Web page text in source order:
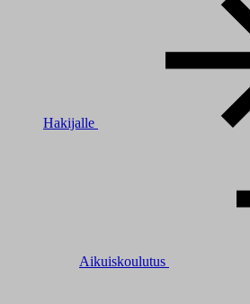
Hakijalle
Aikuiskoulutus